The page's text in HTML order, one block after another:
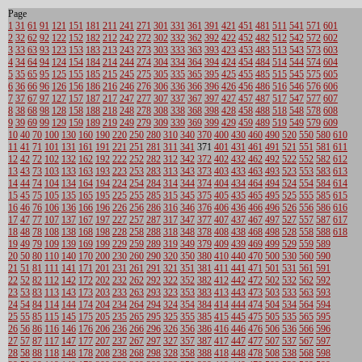
Page
1 31 61 91 121 151 181 211 241 271 301 331 361 391 421 451 481 511 541 571 601
2 32 62 92 122 152 182 212 242 272 302 332 362 392 422 452 482 512 542 572 602
3 33 63 93 123 153 183 213 243 273 303 333 363 393 423 453 483 513 543 573 603
4 34 64 94 124 154 184 214 244 274 304 334 364 394 424 454 484 514 544 574 604
5 35 65 95 125 155 185 215 245 275 305 335 365 395 425 455 485 515 545 575 605
6 36 66 96 126 156 186 216 246 276 306 336 366 396 426 456 486 516 546 576 606
7 37 67 97 127 157 187 217 247 277 307 337 367 397 427 457 487 517 547 577 607
8 38 68 98 128 158 188 218 248 278 308 338 368 398 428 458 488 518 548 578 608
9 39 69 99 129 159 189 219 249 279 309 339 369 399 429 459 489 519 549 579 609
10 40 70 100 130 160 190 220 250 280 310 340 370 400 430 460 490 520 550 580 610
11 41 71 101 131 161 191 221 251 281 311 341 371 401 431 461 491 521 551 581 611
12 42 72 102 132 162 192 222 252 282 312 342 372 402 432 462 492 522 552 582 612
13 43 73 103 133 163 193 223 253 283 313 343 373 403 433 463 493 523 553 583 613
14 44 74 104 134 164 194 224 254 284 314 344 374 404 434 464 494 524 554 584 614
15 45 75 105 135 165 195 225 255 285 315 345 375 405 435 465 495 525 555 585 615
16 46 76 106 136 166 196 226 256 286 316 346 376 406 436 466 496 526 556 586 616
17 47 77 107 137 167 197 227 257 287 317 347 377 407 437 467 497 527 557 587 617
18 48 78 108 138 168 198 228 258 288 318 348 378 408 438 468 498 528 558 588 618
19 49 79 109 139 169 199 229 259 289 319 349 379 409 439 469 499 529 559 589
20 50 80 110 140 170 200 230 260 290 320 350 380 410 440 470 500 530 560 590
21 51 81 111 141 171 201 231 261 291 321 351 381 411 441 471 501 531 561 591
22 52 82 112 142 172 202 232 262 292 322 352 382 412 442 472 502 532 562 592
23 53 83 113 143 173 203 233 263 293 323 353 383 413 443 473 503 533 563 593
24 54 84 114 144 174 204 234 264 294 324 354 384 414 444 474 504 534 564 594
25 55 85 115 145 175 205 235 265 295 325 355 385 415 445 475 505 535 565 595
26 56 86 116 146 176 206 236 266 296 326 356 386 416 446 476 506 536 566 596
27 57 87 117 147 177 207 237 267 297 327 357 387 417 447 477 507 537 567 597
28 58 88 118 148 178 208 238 268 298 328 358 388 418 448 478 508 538 568 598